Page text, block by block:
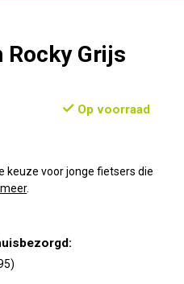
Rocky Grijs
Op voorraad
keuze voor jonge fietsers die
.